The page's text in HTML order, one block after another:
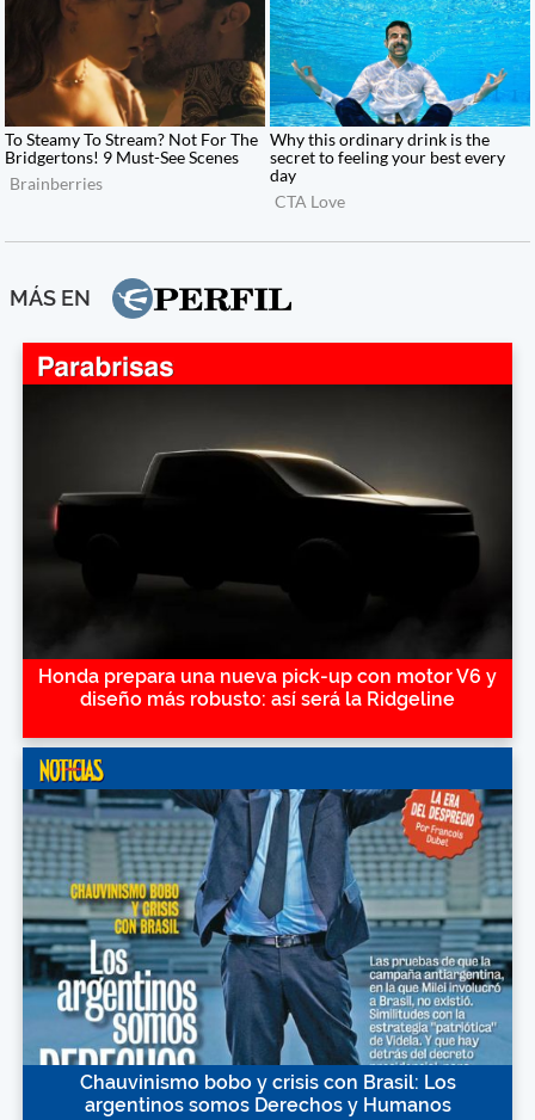
MÁS EN
Honda prepara una nueva pick-up con motor V6 y
diseño más robusto: así será la Ridgeline
Chauvinismo bobo y crisis con Brasil: Los
argentinos somos Derechos y Humanos